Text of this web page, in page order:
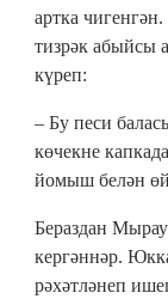
артка
тизрәк абыйсы
күреп:
– Бу песи
көчекне
йомыш белән
Бераздан
кергәннәр.
рәхәтләнеп